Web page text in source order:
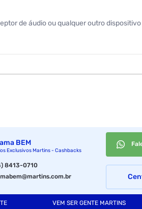
de áudio ou qualquer outro
BEM
Exclusivos Martins - Cashbacks
8413-0710
VEM SER GENTE MARTINS